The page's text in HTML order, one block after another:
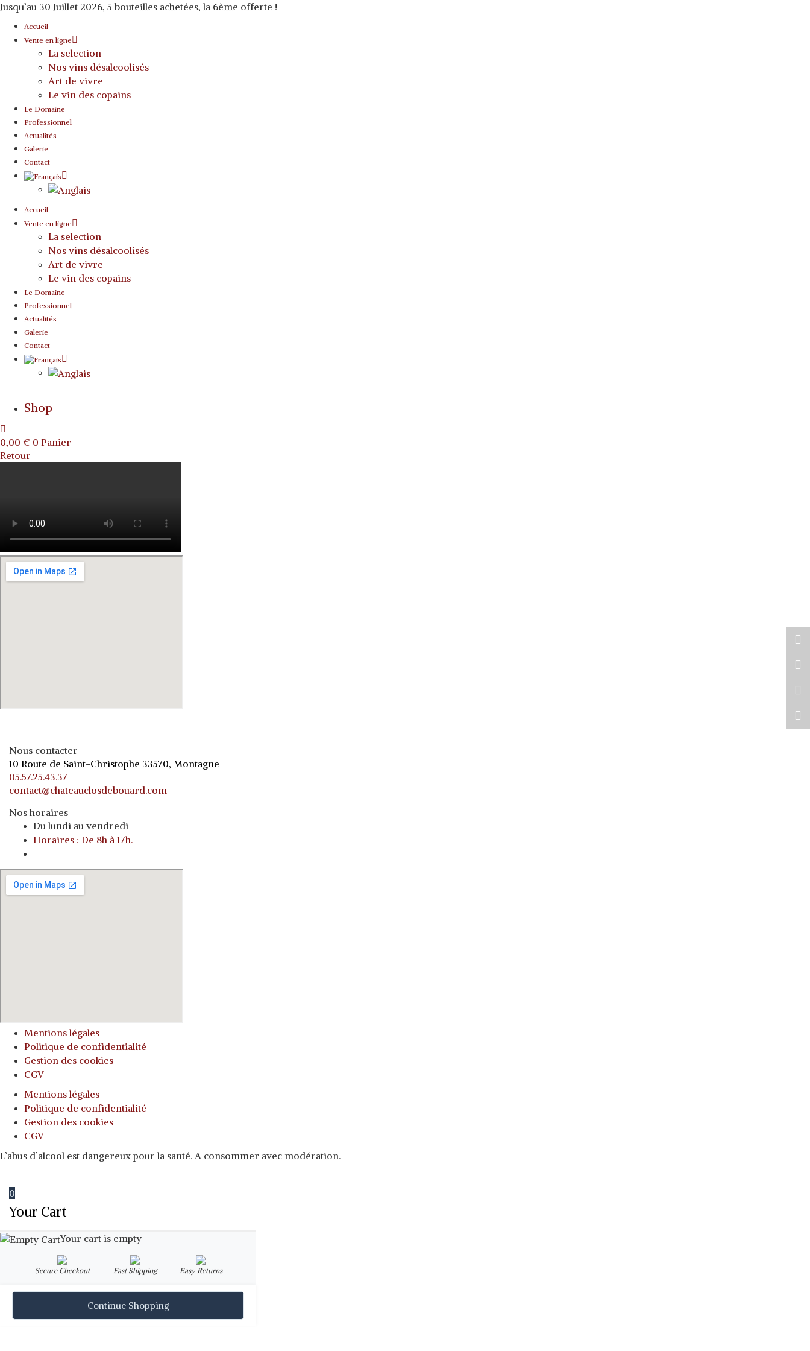
Jusqu’au 30 Juillet 2026, 5 bouteilles achetées, la 6ème offerte !
Accueil
Vente en ligne
La selection
Nos vins désalcoolisés
Art de vivre
Le vin des copains
Le Domaine
Professionnel
Actualités
Galerie
Contact
Accueil
Vente en ligne
La selection
Nos vins désalcoolisés
Art de vivre
Le vin des copains
Le Domaine
Professionnel
Actualités
Galerie
Contact
Shop
0,00 € 0 Panier
Retour
Nous contacter
10 Route de Saint-Christophe 33570, Montagne
05.57.25.43.37
contact@chateauclosdebouard.com
Nos horaires
Du lundi au vendredi
Horaires : De 8h à 17h.
Mentions légales
Politique de confidentialité
Gestion des cookies
CGV
Mentions légales
Politique de confidentialité
Gestion des cookies
CGV
L’abus d’alcool est dangereux pour la santé. A consommer avec modération.
0
Your Cart
Your cart is empty
Secure Checkout Fast Shipping Easy Returns
Continue Shopping